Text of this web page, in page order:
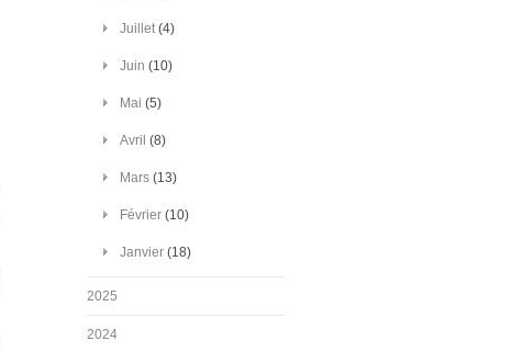
Juillet(4)
Juin (10)
Mai (5)
Avril (8)
Mars (13)
Février (10)
Janvier (18)
2025
2024